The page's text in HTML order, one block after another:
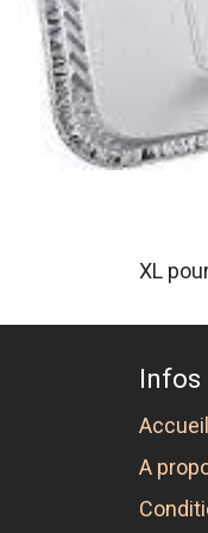
XL
Infos
Accueil
A